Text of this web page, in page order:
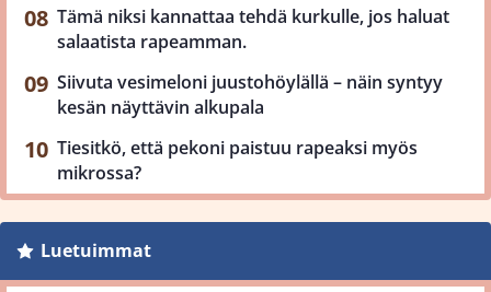
Tämä niksi kannattaa tehdä kurkulle, jos haluat
salaatista rapeamman.
Siivuta vesimeloni juustohöylällä – näin syntyy
kesän näyttävin alkupala
Tiesitkö, että pekoni paistuu rapeaksi myös
mikrossa?
Luetuimmat